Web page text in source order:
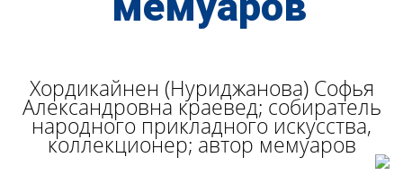
Хордикайнен (Нуриджанова) Софья
Александровна краевед; собиратель
народного прикладного искусства,
коллекционер; автор мемуаров